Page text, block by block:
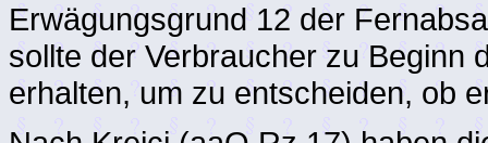
Erwägungsgrund 12 der
sollte der Verbraucher zu Beginn
erhalten, um zu entscheiden, ob